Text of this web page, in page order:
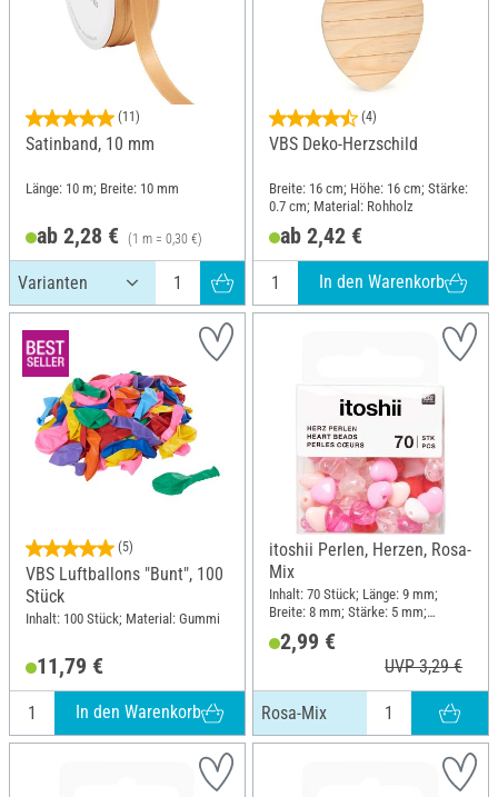
(11)
Satinband, 10 mm
Länge: 10 m; Breite: 10 mm
ab 2,28 € (1 m = 0,30 €)
(4)
VBS Deko-Herzschild
Breite: 16 cm; Höhe: 16 cm; Stärke:
0.7 cm; Material: Rohholz
ab 2,42 €
In den Warenkorb
(5)
VBS Luftballons "Bunt", 100
Stück
Inhalt: 100 Stück; Material: Gummi
11,79 €
In den Warenkorb
itoshii Perlen, Herzen, Rosa-
Mix
Inhalt: 70 Stück; Länge: 9 mm;
Breite: 8 mm; Stärke: 5 mm;
2,99 €
UVP 3,29 €
Rosa-Mix